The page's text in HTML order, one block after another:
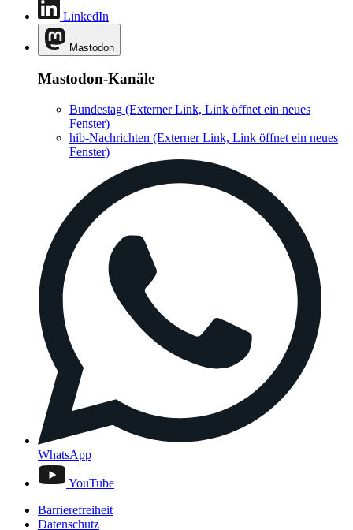
LinkedIn
Mastodon
Mastodon-Kanäle
Bundestag (Externer Link, Link öffnet ein neues
Fenster)
hib-Nachrichten (Externer Link, Link öffnet ein neues
Fenster)
WhatsApp
YouTube
Barrierefreiheit
Datenschutz